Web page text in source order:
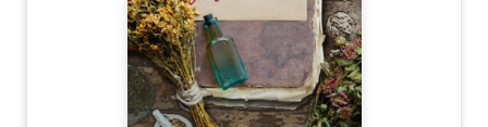
Szótár, nyelvkönyv
Tankönyv, segédkönyv